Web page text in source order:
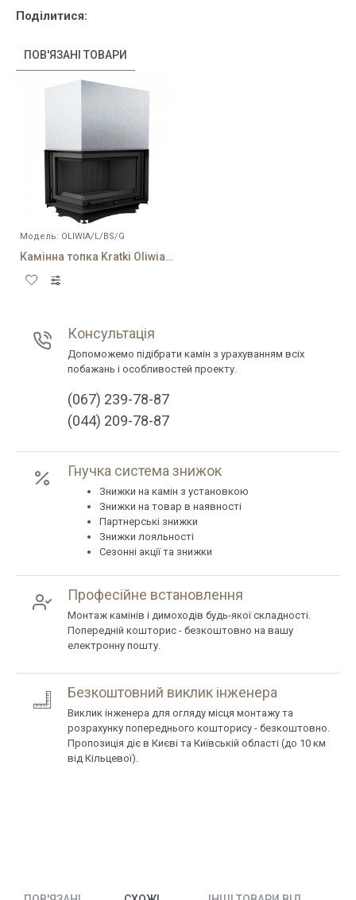
Поділитися:
ПОВ'ЯЗАНІ ТОВАРИ
Модель: OLIWIA/L/BS/G
Камінна топка Kratki Oliwia 18/L/BS/G
Консультація
Допоможемо підібрати камін з урахуванням всіх
побажань і особливостей проекту.
(067) 239-78-87
(044) 209-78-87
Гнучка система знижок
Знижки на камін з установкою
Знижки на товар в наявності
Партнерські знижки
Знижки лояльності
Сезонні акції та знижки
Професійне встановлення
Монтаж камінів і димоходів будь-якої складності.
Попередній кошторис - безкоштовно на вашу
електронну пошту.
Безкоштовний виклик інженера
Виклик інженера для огляду місця монтажу та
розрахунку попереднього кошторису - безкоштовно.
Пропозиція діє в Києві та Київській області (до 10 км
від Кільцевої).